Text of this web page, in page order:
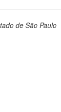
de São Paulo